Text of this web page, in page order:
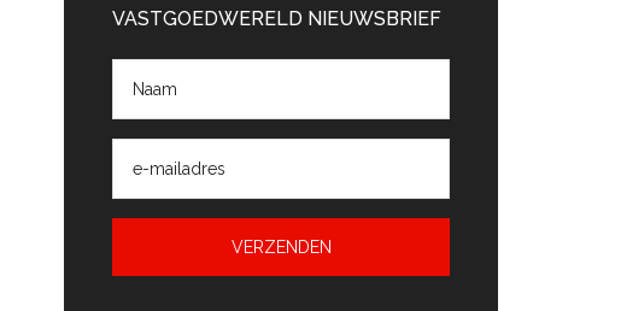
Sidebar
VASTGOEDWERELD NIEUWSBRIEF